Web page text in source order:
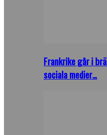
Frankrike går i
sociala medier…